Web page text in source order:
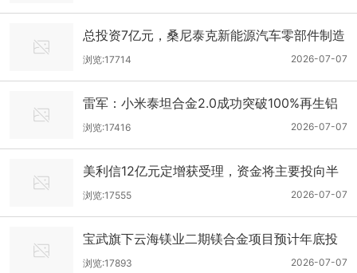
总投资7亿元，桑尼泰克新能源汽车零部件制造
总部项目奠基仪式圆满举行
2026-07-07
浏览:17714
雷军：小米泰坦合金2.0成功突破100%再生铝
技术，应用于汽车一体压铸后地板
2026-07-07
浏览:17416
美利信12亿元定增获受理，资金将主要投向半
导体装备精密结构件建设、通信及汽车零部件
可钎焊压铸产业化等核心项目
2026-07-07
浏览:17555
宝武旗下云海镁业二期镁合金项目预计年底投
产
2026-07-07
浏览:17893